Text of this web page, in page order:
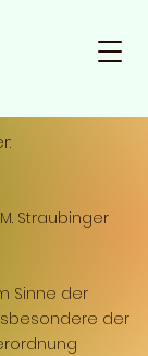
Straubinger
Sinne der
der